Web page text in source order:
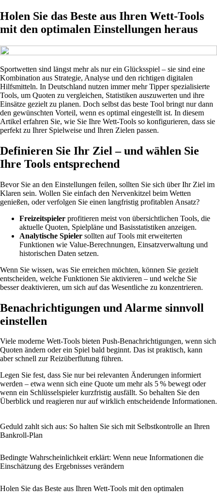
Holen Sie das Beste aus Ihren Wett-Tools
mit den optimalen Einstellungen heraus
Sportwetten sind längst mehr als nur ein Glücksspiel – sie sind eine
Kombination aus Strategie, Analyse und den richtigen digitalen
Hilfsmitteln. In Deutschland nutzen immer mehr Tipper spezialisierte
Tools, um Quoten zu vergleichen, Statistiken auszuwerten und ihre
Einsätze gezielt zu planen. Doch selbst das beste Tool bringt nur dann
den gewünschten Vorteil, wenn es optimal eingestellt ist. In diesem
Artikel erfahren Sie, wie Sie Ihre Wett-Tools so konfigurieren, dass sie
perfekt zu Ihrer Spielweise und Ihren Zielen passen.
Definieren Sie Ihr Ziel – und wählen Sie
Ihre Tools entsprechend
Bevor Sie an den Einstellungen feilen, sollten Sie sich über Ihr Ziel im
Klaren sein. Wollen Sie einfach den Nervenkitzel beim Wetten
genießen, oder verfolgen Sie einen langfristig profitablen Ansatz?
Freizeitspieler profitieren meist von übersichtlichen Tools, die
aktuelle Quoten, Spielpläne und Basisstatistiken anzeigen.
Analytische Spieler sollten auf Tools mit erweiterten
Funktionen wie Value-Berechnungen, Einsatzverwaltung und
historischen Daten setzen.
Wenn Sie wissen, was Sie erreichen möchten, können Sie gezielt
entscheiden, welche Funktionen Sie aktivieren – und welche Sie
besser deaktivieren, um sich auf das Wesentliche zu konzentrieren.
Benachrichtigungen und Alarme sinnvoll
einstellen
Viele moderne Wett-Tools bieten Push-Benachrichtigungen, wenn sich
Quoten ändern oder ein Spiel bald beginnt. Das ist praktisch, kann
aber schnell zur Reizüberflutung führen.
Legen Sie fest, dass Sie nur bei relevanten Änderungen informiert
werden – etwa wenn sich eine Quote um mehr als 5 % bewegt oder
wenn ein Schlüsselspieler kurzfristig ausfällt. So behalten Sie den
Überblick und reagieren nur auf wirklich entscheidende Informationen.
Geduld zahlt sich aus: So halten Sie sich mit Selbstkontrolle an Ihren
Bankroll-Plan
Bedingte Wahrscheinlichkeit erklärt: Wenn neue Informationen die
Einschätzung des Ergebnisses verändern
Holen Sie das Beste aus Ihren Wett-Tools mit den optimalen